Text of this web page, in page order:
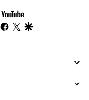
youtube-
footer
instagram
facebook
twitter